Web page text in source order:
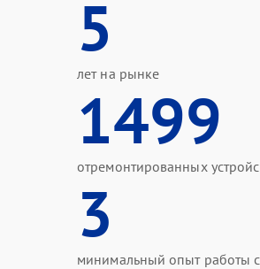
5
лет на рынке
1499
отремонтированных
3
минимальный опыт работы